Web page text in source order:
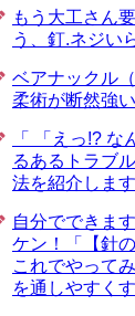
もう大工さん
う、釘.ネジい
ベアナックル
柔術が断然強い
「 「えっ!? な
るあるトラブ
法を紹介します
自分でできま
ケン！「【針
これでやって
を通しやすく